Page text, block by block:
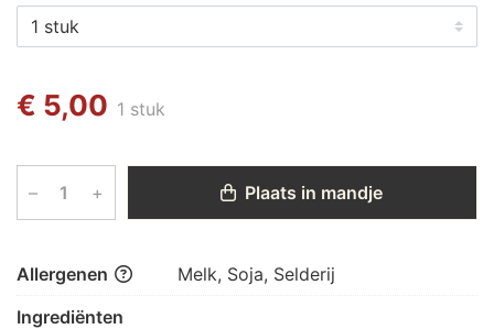
€ 5,00 1 stuk
– + Plaats in mandje
Allergenen
Melk, Soja, Selderij
Ingrediënten